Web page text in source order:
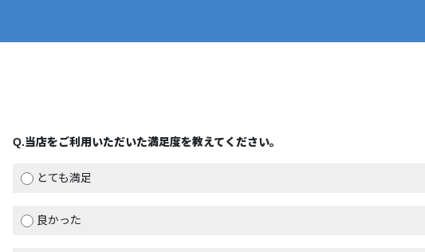
Q.当店をご利用いただいた満足度を教えてください。
とても満足
良かった